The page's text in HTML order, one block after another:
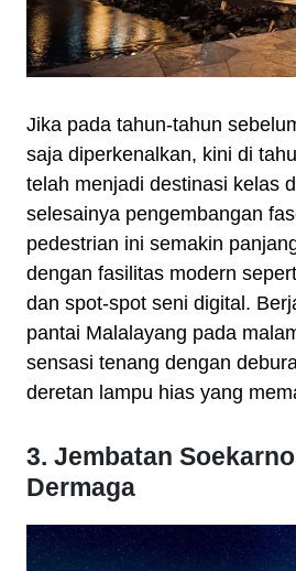
Jika pada tahun-tahun
saja diperkenalkan, kini di
telah menjadi destinasi kelas
selesainya pengembangan
pedestrian ini semakin
dengan fasilitas modern
dan spot-spot seni digital.
pantai Malalayang pada
sensasi tenang dengan
deretan lampu hias yang
3. Jembatan
Dermaga